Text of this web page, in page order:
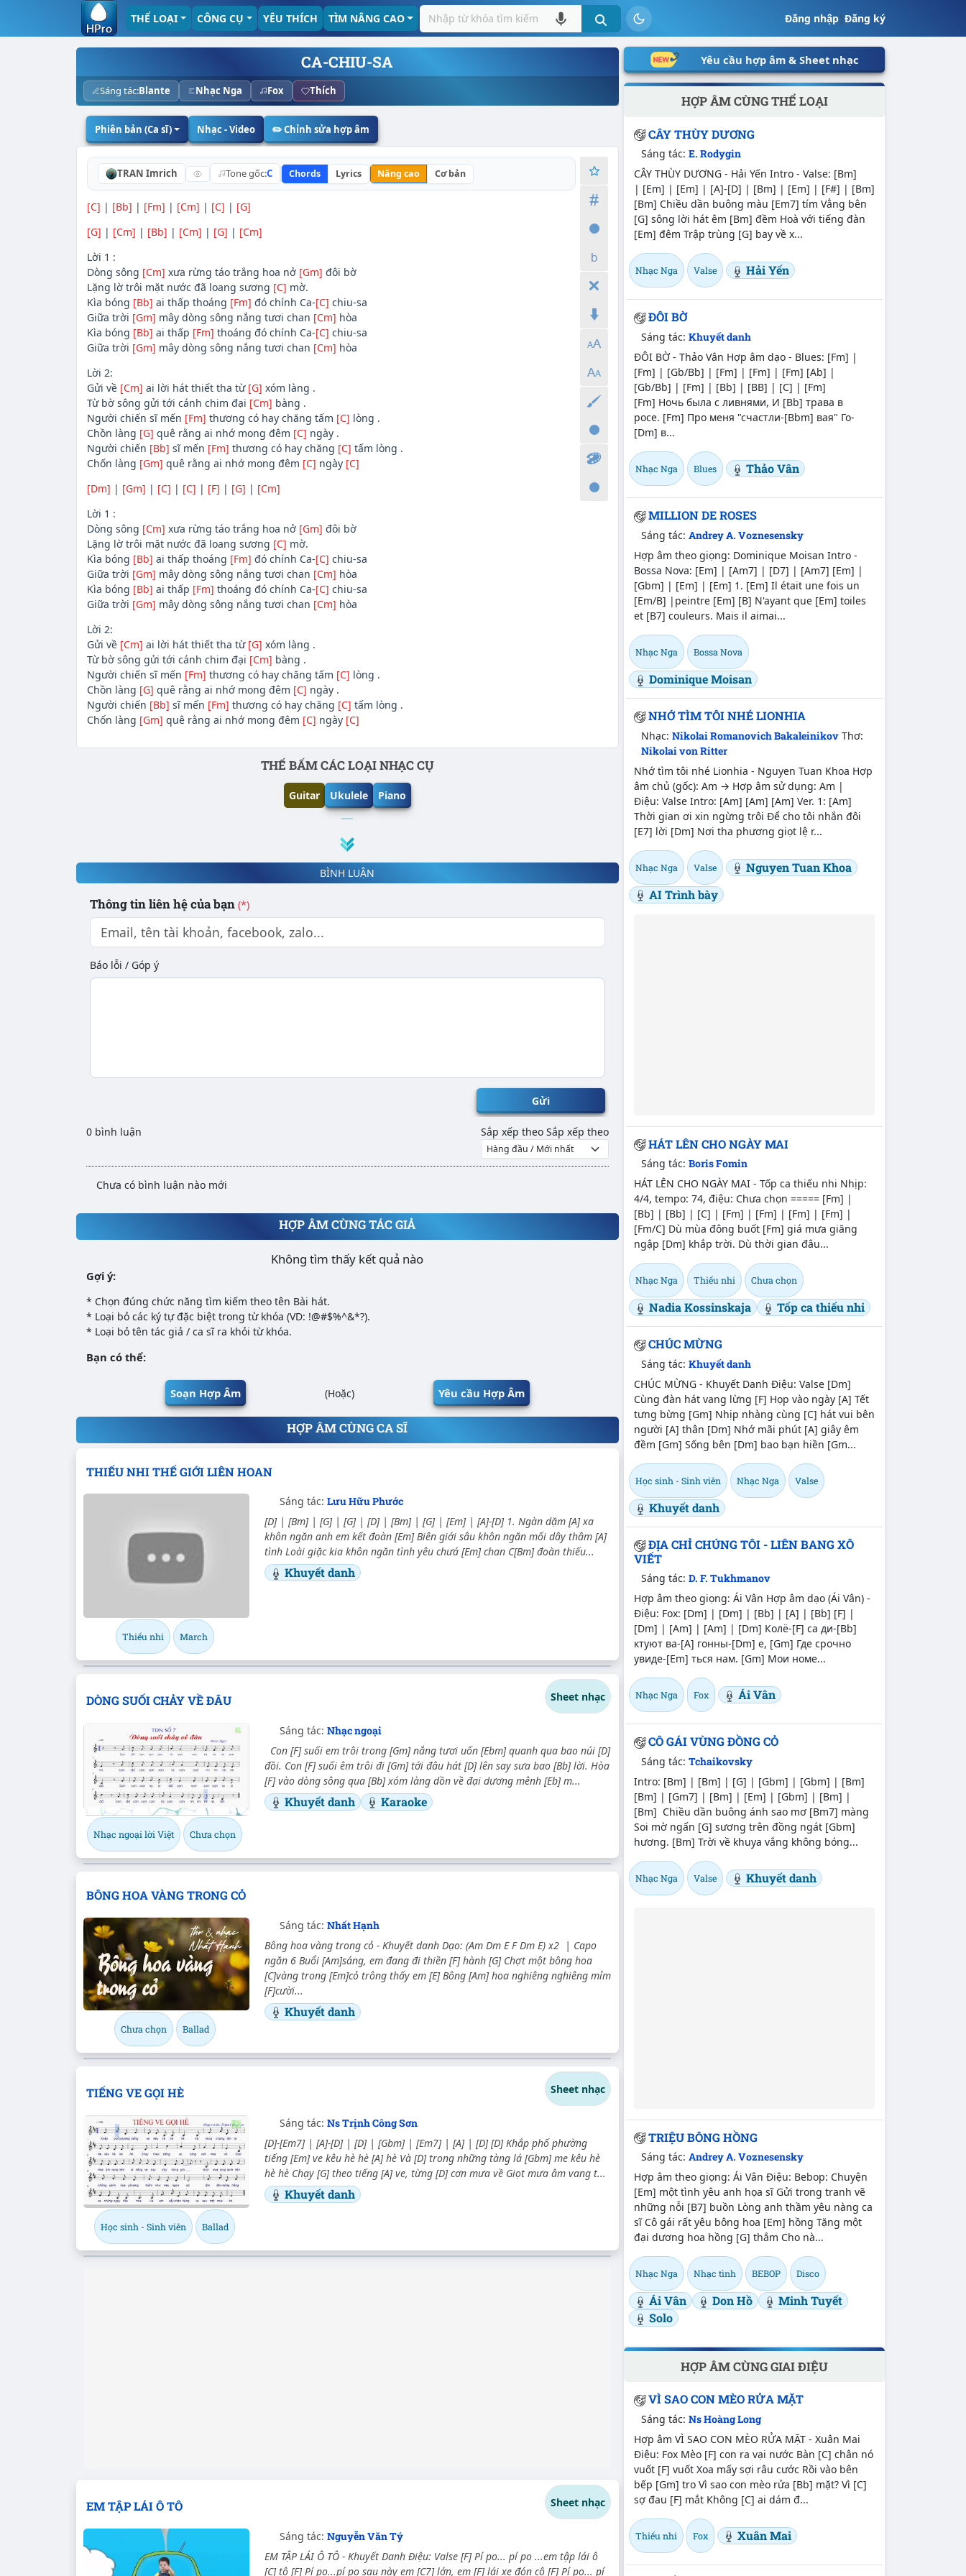
Đăng nhập|Đăng ký
THỂ LOẠI CÔNG CỤ YÊU THÍCH TÌM NÂNG CAO
CA-CHIU-SA
Sáng tác:Blante Nhạc Nga Fox Thích
Phiên bản (Ca sĩ) Nhạc - Video ✏️ Chỉnh sửa hợp âm
TRAN Imrich Tone gốc:C Chords Lyrics Nâng cao Cơ bản
[C] | [Bb] | [Fm] | [Cm] | [C] | [G]
[G] | [Cm] | [Bb] | [Cm] | [G] | [Cm]
Lời 1 :
Dòng sông [Cm] xưa rừng táo trắng hoa nở [Gm] đôi bờ
Lặng lờ trôi mặt nước đã loang sương [C] mờ.
Kìa bóng [Bb] ai thấp thoáng [Fm] đó chính Ca-[C] chiu-sa
Giữa trời [Gm] mây dòng sông nắng tươi chan [Cm] hòa
Kìa bóng [Bb] ai thấp [Fm] thoáng đó chính Ca-[C] chiu-sa
Giữa trời [Gm] mây dòng sông nắng tươi chan [Cm] hòa
Lời 2:
Gửi về [Cm] ai lời hát thiết tha từ [G] xóm làng .
Từ bờ sông gửi tới cánh chim đại [Cm] bàng .
Người chiến sĩ mến [Fm] thương có hay chăng tấm [C] lòng .
Chồn làng [G] quê rằng ai nhớ mong đêm [C] ngày .
Người chiến [Bb] sĩ mến [Fm] thương có hay chăng [C] tấm lòng .
Chốn làng [Gm] quê rằng ai nhớ mong đêm [C] ngày [C]
[Dm] | [Gm] | [C] | [C] | [F] | [G] | [Cm]
Lời 1 :
Dòng sông [Cm] xưa rừng táo trắng hoa nở [Gm] đôi bờ
Lặng lờ trôi mặt nước đã loang sương [C] mờ.
Kìa bóng [Bb] ai thấp thoáng [Fm] đó chính Ca-[C] chiu-sa
Giữa trời [Gm] mây dòng sông nắng tươi chan [Cm] hòa
Kìa bóng [Bb] ai thấp [Fm] thoáng đó chính Ca-[C] chiu-sa
Giữa trời [Gm] mây dòng sông nắng tươi chan [Cm] hòa
Lời 2:
Gửi về [Cm] ai lời hát thiết tha từ [G] xóm làng .
Từ bờ sông gửi tới cánh chim đại [Cm] bàng .
Người chiến sĩ mến [Fm] thương có hay chăng tấm [C] lòng .
Chồn làng [G] quê rằng ai nhớ mong đêm [C] ngày .
Người chiến [Bb] sĩ mến [Fm] thương có hay chăng [C] tấm lòng .
Chốn làng [Gm] quê rằng ai nhớ mong đêm [C] ngày [C]
THẾ BẤM CÁC LOẠI NHẠC CỤ
Guitar Ukulele Piano
BÌNH LUẬN
Thông tin liên hệ của bạn (*)
Báo lỗi / Góp ý
Gửi
0 bình luận Sắp xếp theo Sắp xếp theo
Chưa có bình luận nào mới
HỢP ÂM CÙNG TÁC GIẢ
Không tìm thấy kết quả nào
Gợi ý:
* Chọn đúng chức năng tìm kiếm theo tên Bài hát.
* Loại bỏ các ký tự đặc biệt trong từ khóa (VD: !@#$%^&*?).
* Loại bỏ tên tác giả / ca sĩ ra khỏi từ khóa.
Bạn có thể:
Soạn Hợp Âm (Hoặc) Yêu cầu Hợp Âm
HỢP ÂM CÙNG CA SĨ
THIẾU NHI THẾ GIỚI LIÊN HOAN
Thiếu nhi March
Sáng tác: Lưu Hữu Phước
[D] | [Bm] | [G] | [G] | [D] | [Bm] | [G] | [Em] | [A]-[D] 1. Ngàn dặm [A] xa
khôn ngăn anh em kết đoàn [Em] Biên giới sâu khôn ngăn mối dây thâm [A]
tình Loài giặc kia khôn ngăn tình yêu chưá [Em] chan C[Bm] đoàn thiếu...
Khuyết danh
DÒNG SUỐI CHẢY VỀ ĐÂU Sheet nhạc
Nhạc ngoại lời Việt Chưa chọn
Sáng tác: Nhạc ngoại
Con [F] suối em trôi trong [Gm] nắng tươi uốn [Ebm] quanh qua bao núi [D]
đồi. Con [F] suối êm trôi đi [Gm] tới đâu hát [D] lên say sưa bao [Bb] lời. Hòa
[F] vào dòng sông qua [Bb] xóm làng dồn về đại dương mênh [Eb] m...
Khuyết danh Karaoke
BÔNG HOA VÀNG TRONG CỎ
Chưa chọn Ballad
Sáng tác: Nhất Hạnh
Bông hoa vàng trong cỏ - Khuyết danh Dạo: (Am Dm E F Dm E) x2 | Capo
ngăn 6 Buổi [Am]sáng, em đang đi thiền [F] hành [G] Chợt một bông hoa
[C]vàng trong [Em]cỏ trông thấy em [E] Bông [Am] hoa nghiêng nghiêng mỉm
[F]cười...
Khuyết danh
TIẾNG VE GỌI HÈ Sheet nhạc
Học sinh - Sinh viên Ballad
Sáng tác: Ns Trịnh Công Sơn
[D]-[Em7] | [A]-[D] | [D] | [Gbm] | [Em7] | [A] | [D] [D] Khắp phố phường
tiếng [Em] ve kêu hè hè [A] hè Và [D] trong những tàng lá [Gbm] me kêu hè
hè hè Chạy [G] theo tiếng [A] ve, từng [D] cơn mưa về Giọt mưa âm vang t...
Khuyết danh
EM TẬP LÁI Ô TÔ Sheet nhạc
Sáng tác: Nguyễn Văn Tý
EM TẬP LÁI Ô TÔ - Khuyết Danh Điệu: Valse [F] Pí po... pí po ...em tập lái ô
[C] tô [F] Pí po...pí po sau này em [C7] lớn, em [F] lái xe đón cô [F] Pí po... pí
Yêu cầu hợp âm & Sheet nhạc
HỢP ÂM CÙNG THỂ LOẠI
CÂY THÙY DƯƠNG
Sáng tác:E. Rodygin
CÂY THÙY DƯƠNG - Hải Yến Intro - Valse: [Bm]
| [Em] | [Em] | [A]-[D] | [Bm] | [Em] | [F#] | [Bm]
[Bm] Chiều dần buông màu [Em7] tím Vẳng bên
[G] sông lời hát êm [Bm] đềm Hoà với tiếng đàn
[Em] đêm Trập trùng [G] bay về x...
Nhạc Nga Valse Hải Yến
ĐÔI BỜ
Sáng tác:Khuyết danh
ĐÔI BỜ - Thảo Vân Hợp âm dạo - Blues: [Fm] |
[Fm] | [Gb/Bb] | [Fm] | [Fm] | [Fm] [Ab] |
[Gb/Bb] | [Fm] | [Bb] | [BB] | [C] | [Fm]
[Fm] Ночь была с ливнями, И [Bb] трава в
росе. [Fm] Про меня "счастли-[Bbm] вая" Го-
[Dm] в...
Nhạc Nga Blues Thảo Vân
MILLION DE ROSES
Sáng tác:Andrey A. Voznesensky
Hợp âm theo giọng: Dominique Moisan Intro -
Bossa Nova: [Em] | [Am7] | [D7] | [Am7] [Em] |
[Gbm] | [Em] | [Em] 1. [Em] Il était une fois un
[Em/B] |peintre [Em] [B] N'ayant que [Em] toiles
et [B7] couleurs. Mais il aimai...
Nhạc Nga Bossa Nova
Dominique Moisan
NHỚ TÌM TÔI NHÉ LIONHIA
Nhạc:Nikolai Romanovich Bakaleinikov Thơ:
Nikolai von Ritter
Nhớ tìm tôi nhé Lionhia - Nguyen Tuan Khoa Hợp
âm chủ (gốc): Am → Hợp âm sử dụng: Am |
Điệu: Valse Intro: [Am] [Am] [Am] Ver. 1: [Am]
Thời gian ơi xin ngừng trôi Để cho tôi nhắn đôi
[E7] lời [Dm] Nơi tha phương giọt lệ r...
Nhạc Nga Valse
Nguyen Tuan Khoa
AI Trình bày
HÁT LÊN CHO NGÀY MAI
Sáng tác:Boris Fomin
HÁT LÊN CHO NGÀY MAI - Tốp ca thiếu nhi Nhịp:
4/4, tempo: 74, điệu: Chưa chọn ===== [Fm] |
[Bb] | [Bb] | [C] | [Fm] | [Fm] | [Fm] | [Fm] |
[Fm/C] Dù mùa đông buốt [Fm] giá mưa giăng
ngập [Dm] khắp trời. Dù thời gian đâu...
Nhạc Nga Thiếu nhi Chưa chọn
Nadia Kossinskaja Tốp ca thiếu nhi
CHÚC MỪNG
Sáng tác:Khuyết danh
CHÚC MỪNG - Khuyết Danh Điệu: Valse [Dm]
Cùng đàn hát vang lừng [F] Họp vào ngày [A] Tết
tưng bừng [Gm] Nhịp nhàng cùng [C] hát vui bên
người [A] thân [Dm] Nhớ mãi phút [A] giây êm
đềm [Gm] Sống bên [Dm] bao bạn hiền [Gm...
Học sinh - Sinh viên Nhạc Nga Valse
Khuyết danh
ĐỊA CHỈ CHÚNG TÔI - LIÊN BANG XÔ
VIẾT
Sáng tác:D. F. Tukhmanov
Hợp âm theo giọng: Ái Vân Hợp âm dạo (Ái Vân) -
Điệu: Fox: [Dm] | [Dm] | [Bb] | [A] | [Bb] [F] |
[Dm] | [Am] | [Am] | [Dm] Колё-[F] са ди-[Bb]
ктуют ва-[A] гонны-[Dm] е, [Gm] Где срочно
увиде-[Em] ться нам. [Gm] Мои номе...
Nhạc Nga Fox Ái Vân
CÔ GÁI VÙNG ĐỒNG CỎ
Sáng tác:Tchaikovsky
Intro: [Bm] | [Bm] | [G] | [Gbm] | [Gbm] | [Bm]
[Bm] | [Gm7] | [Bm] | [Em] | [Gbm] | [Bm] |
[Bm] Chiều dần buông ánh sao mơ [Bm7] màng
Soi mờ ngấn [G] sương trên đồng ngát [Gbm]
hương. [Bm] Trời về khuya vắng không bóng...
Nhạc Nga Valse Khuyết danh
TRIỆU BÔNG HỒNG
Sáng tác:Andrey A. Voznesensky
Hợp âm theo giọng: Ái Vân Điệu: Bebop: Chuyện
[Em] một tình yêu anh họa sĩ Gửi trong tranh vẽ
những nỗi [B7] buồn Lòng anh thầm yêu nàng ca
sĩ Cô gái rất yêu bông hoa [Em] hồng Tặng một
đại dương hoa hồng [G] thắm Cho nà...
Nhạc Nga Nhạc tình BEBOP Disco
Ái Vân Don Hồ
Minh Tuyết
Solo
HỢP ÂM CÙNG GIAI ĐIỆU
VÌ SAO CON MÈO RỬA MẶT
Sáng tác:Ns Hoàng Long
Hợp âm VÌ SAO CON MÈO RỬA MẶT - Xuân Mai
Điệu: Fox Mèo [F] con ra vại nước Bàn [C] chân nó
vuốt [F] vuốt Xoa mấy sợi râu cước Rồi vào bên
bếp [Gm] tro Vì sao con mèo rửa [Bb] mặt? Vì [C]
sợ đau [F] mắt Không [C] ai dám đ...
Thiếu nhi Fox Xuân Mai